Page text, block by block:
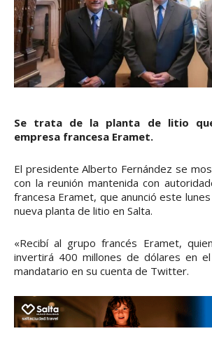
Se trata de la planta de litio
empresa francesa Eramet.
El presidente Alberto Fernández se
con la reunión mantenida con
francesa Eramet, que anunció este
nueva planta de litio en Salta.
«Recibí al grupo francés Eramet,
invertirá 400 millones de dólares en
mandatario en su cuenta de Twitter.